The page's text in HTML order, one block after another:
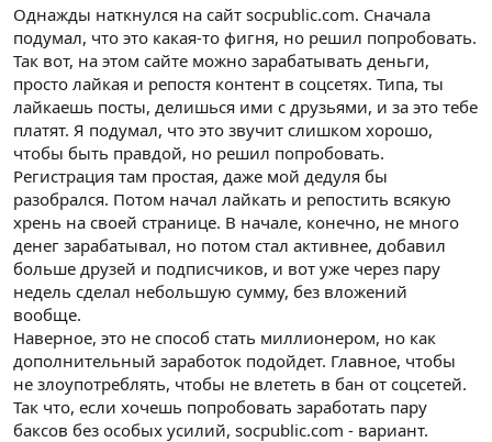
а
Однажды наткнулся на сайт socpublic.com. Сначала
подумал, что это какая-то фигня, но решил попробовать.
Так вот, на этом сайте можно зарабатывать деньги,
просто лайкая и репостя контент в соцсетях. Типа, ты
лайкаешь посты, делишься ими с друзьями, и за это тебе
платят. Я подумал, что это звучит слишком хорошо,
чтобы быть правдой, но решил попробовать.
Регистрация там простая, даже мой дедуля бы
разобрался. Потом начал лайкать и репостить всякую
хрень на своей странице. В начале, конечно, не много
денег зарабатывал, но потом стал активнее, добавил
больше друзей и подписчиков, и вот уже через пару
недель сделал небольшую сумму, без вложений
вообще.
Наверное, это не способ стать миллионером, но как
дополнительный заработок подойдет. Главное, чтобы
не злоупотреблять, чтобы не влететь в бан от соцсетей.
Так что, если хочешь попробовать заработать пару
баксов без особых усилий, socpublic.com - вариант.